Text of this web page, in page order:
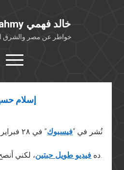
Khaled Fahmy خالد فهمي
خواطر عن مصر والشرق
open
menu
twitterfacebook
كتابات
بوستات من
إسلام
نُشر في “فيسبوك” في ٢٨ فبراير ٢٠١٤
ده فيديو طويل حبتين ، لكني أنصح بمشاهدته.